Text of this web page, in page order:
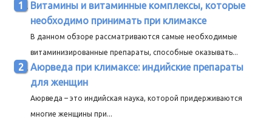
Витамины и витаминные комплексы, которые
необходимо принимать при климаксе
В данном обзоре рассматриваются самые необходимые
витаминизированные препараты, способные оказывать...
Аюрведа при климаксе: индийские препараты
для женщин
Аюрведа – это индийская наука, которой придерживаются
многие женщины при...